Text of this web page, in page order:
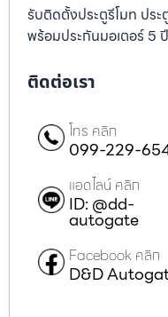
รับติดตั้งประตูรีโมท ปร
พร้อมประกันมอเตอร์ 5
ติดต่อเรา
โทร คลิก
099-229-
แอดไลน์ คลิก
ID: @dd-
autogate
Facebook คลิก
D&D